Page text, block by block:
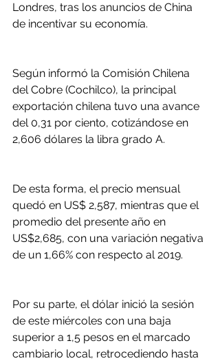
Londres, tras los anuncios de China
de incentivar su economía.
Según informó la Comisión Chilena
del Cobre (Cochilco), la principal
exportación chilena tuvo una avance
del 0,31 por ciento, cotizándose en
2,606 dólares la libra grado A.
De esta forma, el precio mensual
quedó en US$ 2,587, mientras que el
promedio del presente año en
US$2,685, con una variación negativa
de un 1,66% con respecto al 2019.
Por su parte, el dólar inició la sesión
de este miércoles con una baja
superior a 1,5 pesos en el marcado
cambiario local, retrocediendo hasta